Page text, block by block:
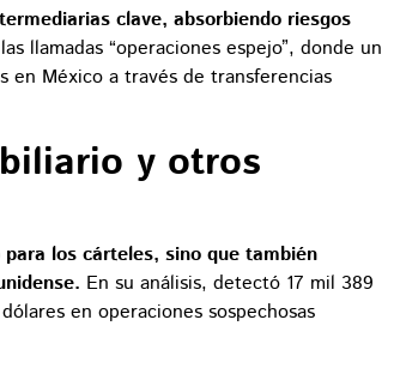
clave, absorbiendo riesgos
llamadas “operaciones espejo”, donde un
en México a través de transferencias
y otros
los cárteles, sino que también
En su análisis, detectó 17 mil 389
en operaciones sospechosas